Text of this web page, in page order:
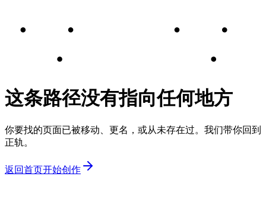
这条路径没有指向任何地方
你要找的页面已被移动、更名，或从未存在过。我们带你回到
正轨。
返回首页开始创作